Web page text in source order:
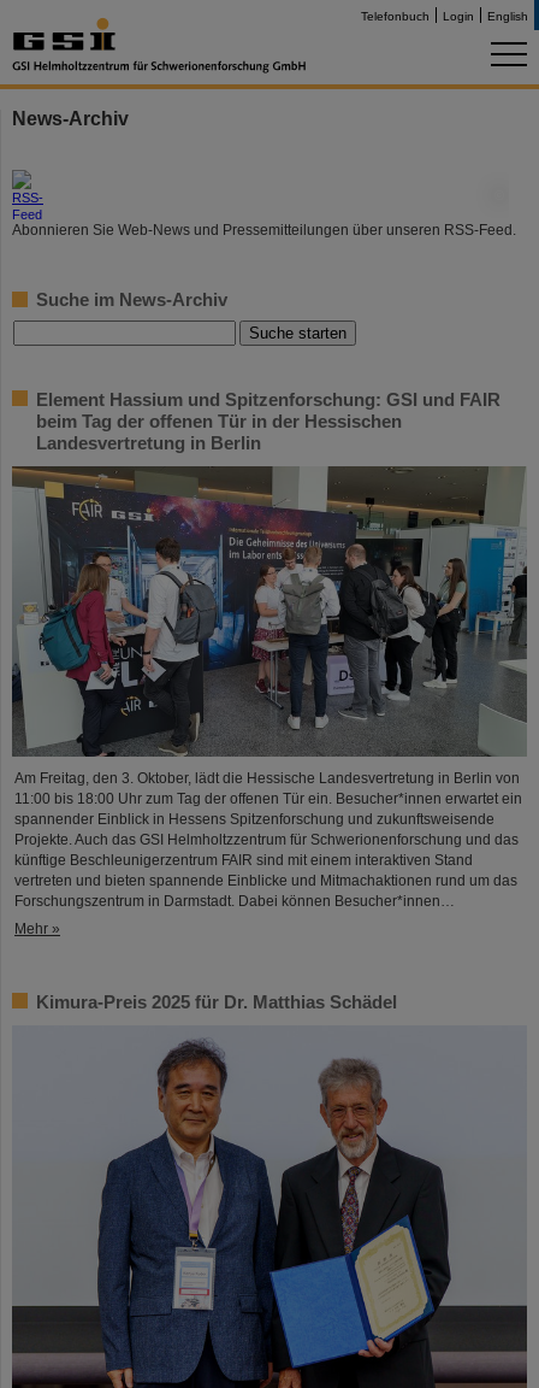
Telefonbuch Login English
News-Archiv
Abonnieren Sie Web-News und Pressemitteilungen über unseren RSS-Feed.
Suche im News-Archiv
Element Hassium und Spitzenforschung: GSI und FAIR
beim Tag der offenen Tür in der Hessischen
Landesvertretung in Berlin
Am Freitag, den 3. Oktober, lädt die Hessische Landesvertretung in Berlin von
11:00 bis 18:00 Uhr zum Tag der offenen Tür ein. Besucher*innen erwartet ein
spannender Einblick in Hessens Spitzenforschung und zukunftsweisende
Projekte. Auch das GSI Helmholtzzentrum für Schwerionenforschung und das
künftige Beschleunigerzentrum FAIR sind mit einem interaktiven Stand
vertreten und bieten spannende Einblicke und Mitmachaktionen rund um das
Forschungszentrum in Darmstadt. Dabei können Besucher*innen…
Mehr »
Kimura-Preis 2025 für Dr. Matthias Schädel